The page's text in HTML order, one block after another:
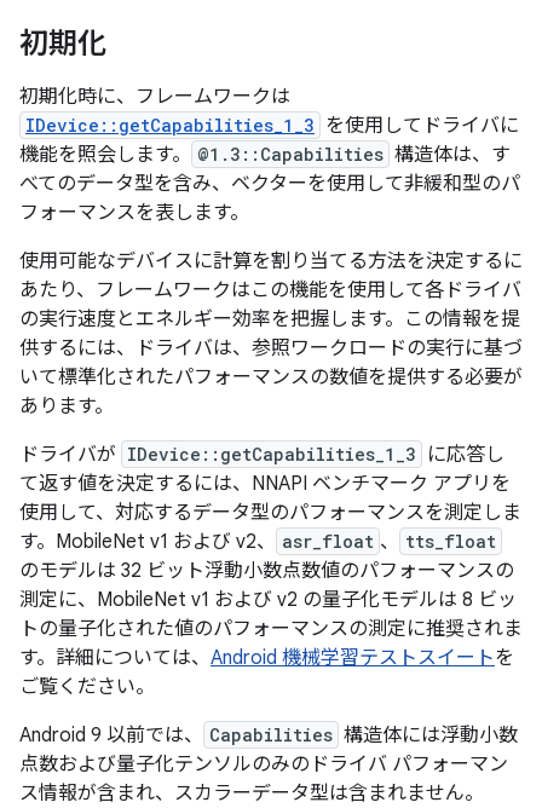
初期化
初期化時に、フレームワークは
IDevice::getCapabilities_1_3 を使用してドライバに
機能を照会します。
@1.3::Capabilities 構造体は、す
べてのデータ型を含み、ベクターを使用して非緩和型のパ
フォーマンスを表します。
使用可能なデバイスに計算を割り当てる方法を決定するに
あたり、フレームワークはこの機能を使用して各ドライバ
の実行速度とエネルギー効率を把握します。この情報を提
供するには、ドライバは、参照ワークロードの実行に基づ
いて標準化されたパフォーマンスの数値を提供する必要が
あります。
ドライバが IDevice::getCapabilities_1_3
に応答し
て返す値を決定するには、NNAPI ベンチマーク アプリを
使用して、対応するデータ型のパフォーマンスを測定しま
す。MobileNet v1 および v2、
asr_float 、 tts_float
のモデルは 32 ビット浮動小数点数値のパフォーマンスの
測定に、MobileNet v1 および v2 の量子化モデルは 8 ビッ
トの量子化された値のパフォーマンスの測定に推奨されま
す。詳細については、 Android 機械学習テストスイートを
ご覧ください。
Android 9 以前では、
Capabilities 構造体には浮動小数
点数および量子化テンソルのみのドライバ パフォーマン
ス情報が含まれ、スカラーデータ型は含まれません。